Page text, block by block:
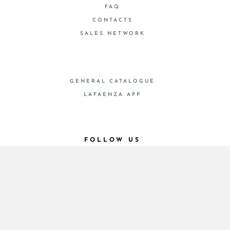
FAQ
CONTACTS
SALES NETWORK
GENERAL CATALOGUE
LAFAENZA APP
FOLLOW US